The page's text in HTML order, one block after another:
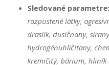
Sledované parametre:
rozpustené látky,
draslík, dusičnany,
hydrogénuhličitany,
kremičitý, bárium, hliník